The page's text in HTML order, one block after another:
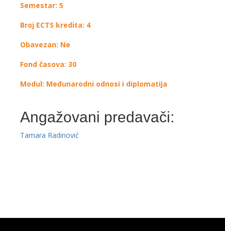
Semestar: 5
Broj ECTS kredita: 4
Obavezan: Ne
Fond časova: 30
Modul: Međunarodni odnosi i diplomatija
Angažovani predavači:
Tamara Radinović